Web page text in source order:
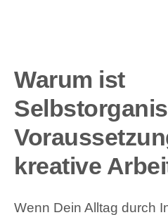
Warum ist
kreative
Wenn Dein Alltag durch